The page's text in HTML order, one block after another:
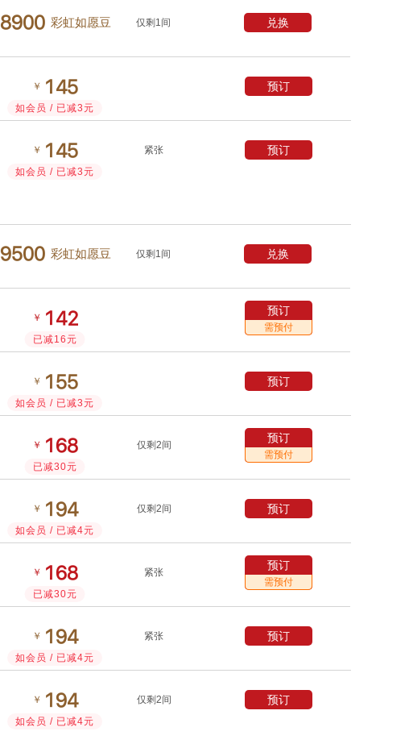
 彩虹如愿豆 仅剩1间 兑换
￥  
如会员 / 已减3元
预订
￥  
如会员 / 已减3元
紧张 预订
 彩虹如愿豆 仅剩1间 兑换
￥  
已减16元
预订
需预付
￥  
如会员 / 已减3元
预订
￥  
已减30元
仅剩2间
预订
需预付
￥  
如会员 / 已减4元
仅剩2间 预订
￥  
已减30元
紧张
预订
需预付
￥  
如会员 / 已减4元
紧张 预订
￥  
如会员 / 已减4元
仅剩2间 预订